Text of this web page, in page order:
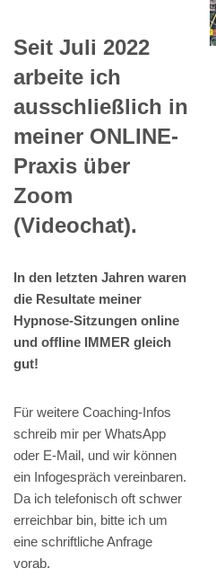
Seit Juli 2022
arbeite ich
ausschließlich in
meiner ONLINE-
Praxis über
Zoom
(Videochat).
In den letzten Jahren waren
die Resultate meiner
Hypnose-Sitzungen online
und offline IMMER gleich
gut!
Für weitere Coaching-Infos
schreib mir per WhatsApp
oder E-Mail, und wir können
ein Infogespräch vereinbaren.
Da ich telefonisch oft schwer
erreichbar bin, bitte ich um
eine schriftliche Anfrage
vorab.